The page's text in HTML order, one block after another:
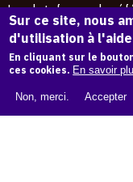
La plateforme de
conserver et
Des catalogues
d'expositions.
43 254 œuvres d'art
Copyright © OAM 2026.
Sur ce site, nous
d'utilisation à
En cliquant sur le
ces cookies. En savoir
Non, merci. Accepter